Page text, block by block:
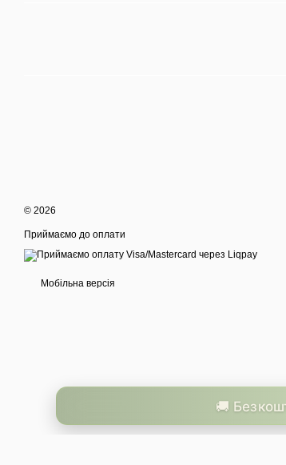
© 2026
Приймаємо до оплати
Мобільна версія